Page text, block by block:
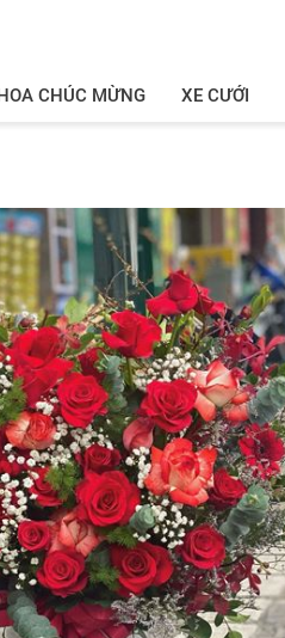
CHÚC MỪNG XE CƯỚI